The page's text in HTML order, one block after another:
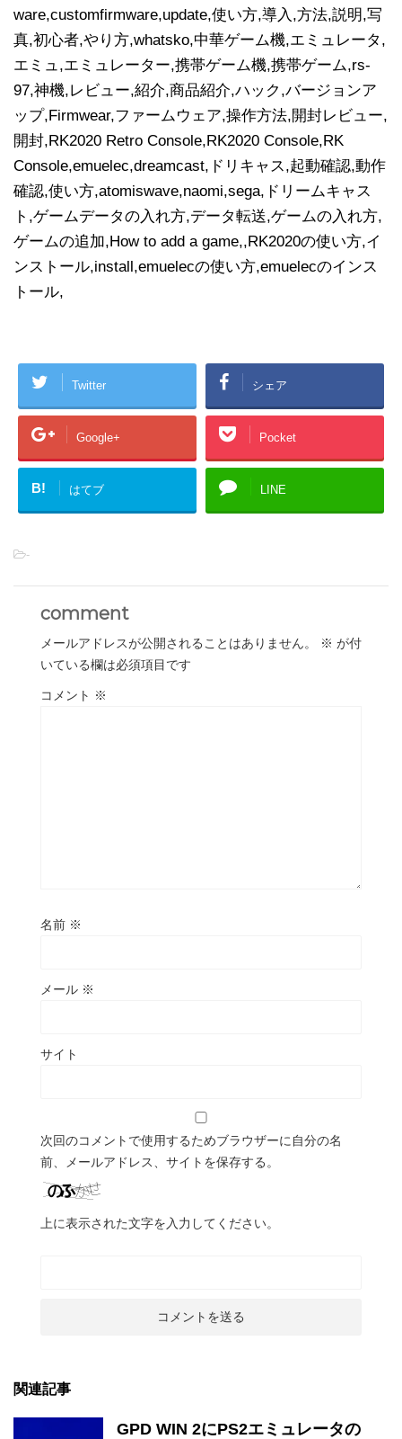
ware,customfirmware,update,使い方,導入,方法,説明,写
真,初心者,やり方,whatsko,中華ゲーム機,エミュレータ,
エミュ,エミュレーター,携帯ゲーム機,携帯ゲーム,rs-
97,神機,レビュー,紹介,商品紹介,ハック,バージョンア
ップ,Firmwear,ファームウェア,操作方法,開封レビュー,
開封,RK2020 Retro Console,RK2020 Console,RK
Console,emuelec,dreamcast,ドリキャス,起動確認,動作
確認,使い方,atomiswave,naomi,sega,ドリームキャス
ト,ゲームデータの入れ方,データ転送,ゲームの入れ方,
ゲームの追加,How to add a game,,RK2020の使い方,イ
ンストール,install,emuelecの使い方,emuelecのインス
トール,
Twitter シェア
Google+ Pocket
B! はてブ LINE
-
comment
メールアドレスが公開されることはありません。 ※ が付
いている欄は必須項目です
コメント ※
名前 ※
メール ※
サイト
次回のコメントで使用するためブラウザーに自分の名
前、メールアドレス、サイトを保存する。
上に表示された文字を入力してください。
関連記事
GPD WIN 2にPS2エミュレータの